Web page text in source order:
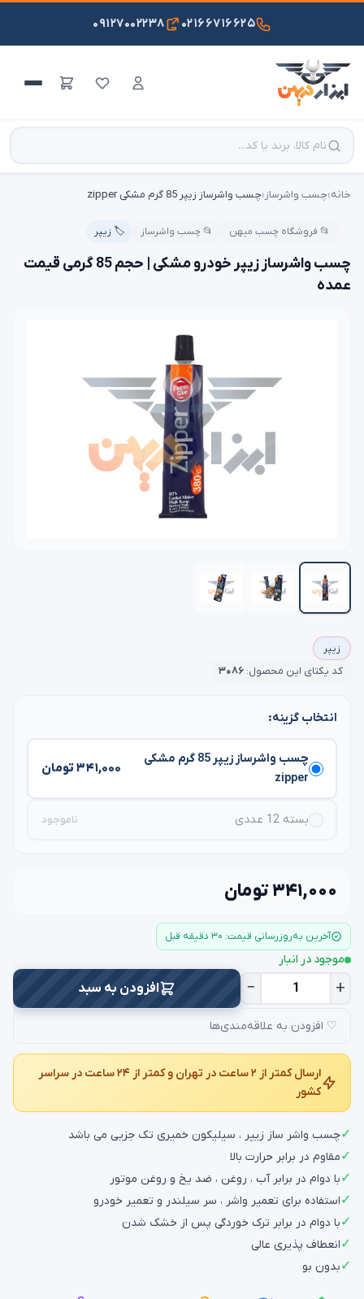
۰۲۱۶۶۷۱۶۶۲۵ ۰۹۱۲۷۰۰۲۲۳۸
خانه›چسب واشرساز›چسب واشرساز زیپر 85 گرم مشکی zipper
📂 فروشگاه چسب میهن 📂 چسب واشرساز 🏷️ زیپر
چسب واشرساز زیپر خودرو مشکی | حجم 85 گرمی قیمت
عمده
زیپر
کد یکتای این محصول: ۳۰۸۶
انتخاب گزینه:
چسب واشرساز زیپر 85 گرم مشکی
zipper
۳۴۱,۰۰۰ تومان
بسته 12 عددی ناموجود
۳۴۱,۰۰۰ تومان
آخرین به‌روزرسانی قیمت: ۳۰ دقیقه قبل
موجود در انبار
− + افزودن به سبد
♡ افزودن به علاقه‌مندی‌ها
ارسال کمتر از ۲ ساعت در تهران و کمتر از ۲۴ ساعت در سراسر
کشور
✓چسب واشر ساز زیپر ، سیلیکون خمیری تک جزیی می باشد
✓مقاوم در برابر حرارت بالا
✓با دوام در برابر آب ، روغن ، ضد یخ و روغن موتور
✓استفاده برای تعمیر واشر ، سر سیلندر و تعمیر خودرو
✓با دوام در برابر ترک خوردگی پس از خشک شدن
✓انعطاف پذیری عالی
✓بدون بو